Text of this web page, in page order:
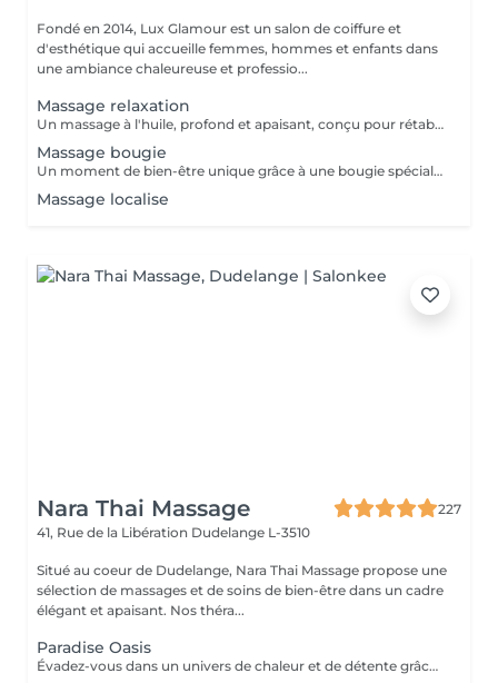
Fondé en 2014, Lux Glamour est un salon de coiffure et
d'esthétique qui accueille femmes, hommes et enfants dans
une ambiance chaleureuse et professio...
Massage relaxation
Un massage à l'huile, profond et apaisant, conçu pour rétablir l'équilibre entre le corps et l'esprit. Il aide à réduire l'anxiété, soulager les tensions et les douleurs musculaires, tout en procurant une profonde sensation de bien-être. Un véritable moment de lâcher-prise pour retrouver calme, sérénité et énergie intérieure.
Massage bougie
Un moment de bien-être unique grâce à une bougie spécialement conçue pour la massage, dont la cire fond en une huile tiède et soyeuse. Ce massage procure une chaleur douce et enveloppante qui apaise les tensions, calme l'anxiété et aide à lutter contre la fatigue. Parfait pour les personnes stressées ou en quête de relaxation profonde.
Massage localise
Nara Thai Massage
227
41, Rue de la Libération Dudelange L-3510
Situé au coeur de Dudelange, Nara Thai Massage propose une
sélection de massages et de soins de bien-être dans un cadre
élégant et apaisant. Nos théra...
Paradise Oasis
Évadez-vous dans un univers de chaleur et de détente grâce à ce rituel bien-être luxueux. Associant un Massage aux Pierres Chaudes de 90 minutes à une Réflexologie Plantaire Thaïlandaise de 30 minutes, ce forfait aide à relâcher les tensions profondes, stimuler la circulation et rétablir l'équilibre du corps. Comprend : Massage aux Pierres Chaudes 90 min Réflexologie Plantaire Thaïlandaise 30 min